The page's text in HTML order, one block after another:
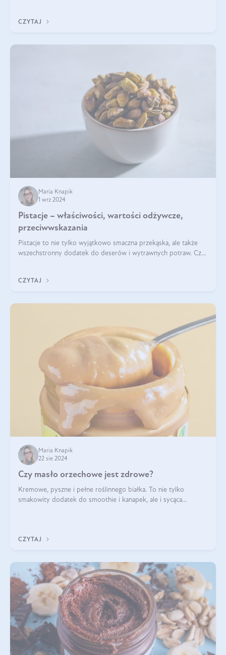
CZYTAJ
Maria Knapik
1 wrz 2024
Pistacje – właściwości, wartości odżywcze,
przeciwwskazania
Pistacje to nie tylko wyjątkowo smaczna przekąska, ale także
wszechstronny dodatek do deserów i wytrawnych potraw. Czy
CZYTAJ
Maria Knapik
22 sie 2024
Czy masło orzechowe jest zdrowe?
Kremowe, pyszne i pełne roślinnego białka. To nie tylko
smakowity dodatek do smoothie i kanapek, ale i sycąca
CZYTAJ